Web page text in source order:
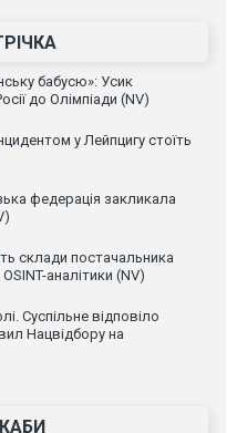
бабусю»: Усик
до Олімпіади (NV)
у Лейпцигу стоїть
федерація закликала
склади постачальника
аналітики (NV)
Суспільне відповіло
Нацвідбору на